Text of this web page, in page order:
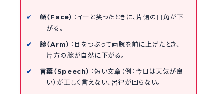
顔（Face） ：イーと笑ったときに、片側の口角が下
がる。
腕（Arm） ：目をつぶって両腕を前に上げたとき、
片方の腕が自然に下がる。
言葉（Speech） ：短い文章（例：今日は天気が良
い）が正しく言えない、呂律が回らない。